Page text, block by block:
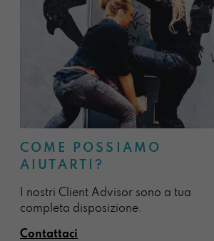
COME POSSIAMO
AIUTARTI?
I nostri Client Advisor sono a tua
completa disposizione.
Contattaci